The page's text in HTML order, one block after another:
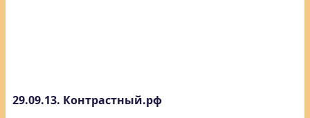
29.09.13. Контрастный.рф